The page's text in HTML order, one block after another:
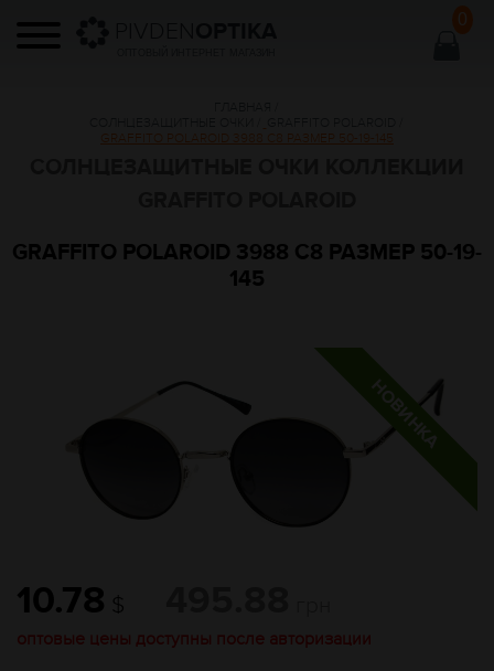
0
GRAFFITO POLAROID 3988 C8 РАЗМЕР 50-19-145
GRAFFITO POLAROID 3988 C8 РАЗМЕР 50-19-
145
10.78 $
оптовые цены доступны после авторизации